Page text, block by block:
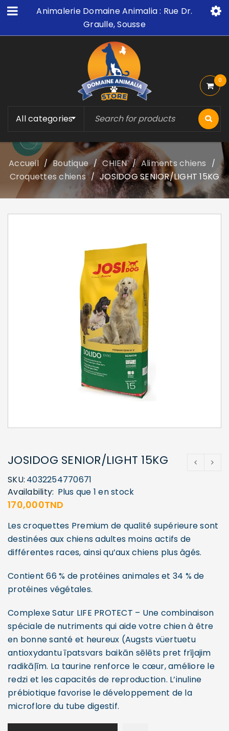
Animalerie Domaine Animalia : Rue Dr.
Graulle, Sousse
All categories
0
Accueil / Boutique / CHIEN / Aliments chiens /
Croquettes chiens / JOSIDOG SENIOR/LIGHT 15KG
JOSIDOG SENIOR/LIGHT 15KG
SKU: 4032254770671
Availability: Plus que 1 en stock
170,000TND
Les croquettes Premium de qualité supérieure sont
destinées aux chiens adultes moins actifs de
différentes races, ainsi qu’aux chiens plus âgés.
Contient 66 % de protéines animales et 34 % de
protéines végétales.
Complexe Satur LIFE PROTECT – Une combinaison
spéciale de nutriments qui aide votre chien à être
en bonne santé et heureux (Augsts vüertuetu
antioxydantu īpatsvars baikān sēlēts pret frījajim
radikāļīm. La taurine renforce le cœur, améliore le
redzi et les capacités de reproduction. L’inuline
prébiotique favorise le développement de la
microflore du tube digestif.